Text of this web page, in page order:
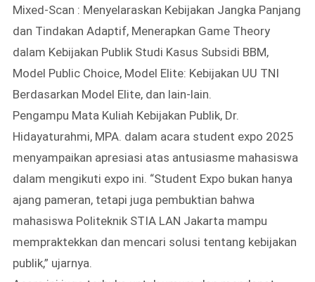
Mixed-Scan : Menyelaraskan Kebijakan Jangka Panjang
dan Tindakan Adaptif, Menerapkan Game Theory
dalam Kebijakan Publik Studi Kasus Subsidi BBM,
Model Public Choice, Model Elite: Kebijakan UU TNI
Berdasarkan Model Elite, dan lain-lain.
Pengampu Mata Kuliah Kebijakan Publik, Dr.
Hidayaturahmi, MPA. dalam acara student expo 2025
menyampaikan apresiasi atas antusiasme mahasiswa
dalam mengikuti expo ini. “Student Expo bukan hanya
ajang pameran, tetapi juga pembuktian bahwa
mahasiswa Politeknik STIA LAN Jakarta mampu
mempraktekkan dan mencari solusi tentang kebijakan
publik,” ujarnya.